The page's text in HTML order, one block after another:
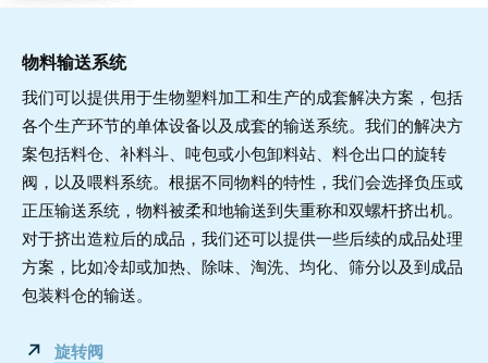
物料输送系统
我们可以提供用于生物塑料加工和生产的成套解决方案，包括
各个生产环节的单体设备以及成套的输送系统。我们的解决方
案包括料仓、补料斗、吨包或小包卸料站、料仓出口的旋转
阀，以及喂料系统。根据不同物料的特性，我们会选择负压或
正压输送系统，物料被柔和地输送到失重称和双螺杆挤出机。
对于挤出造粒后的成品，我们还可以提供一些后续的成品处理
方案，比如冷却或加热、除味、淘洗、均化、筛分以及到成品
包装料仓的输送。
旋转阀